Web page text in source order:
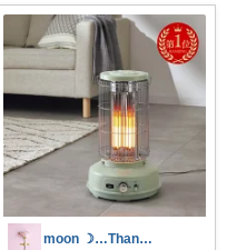
moon ☽…Thank you♡